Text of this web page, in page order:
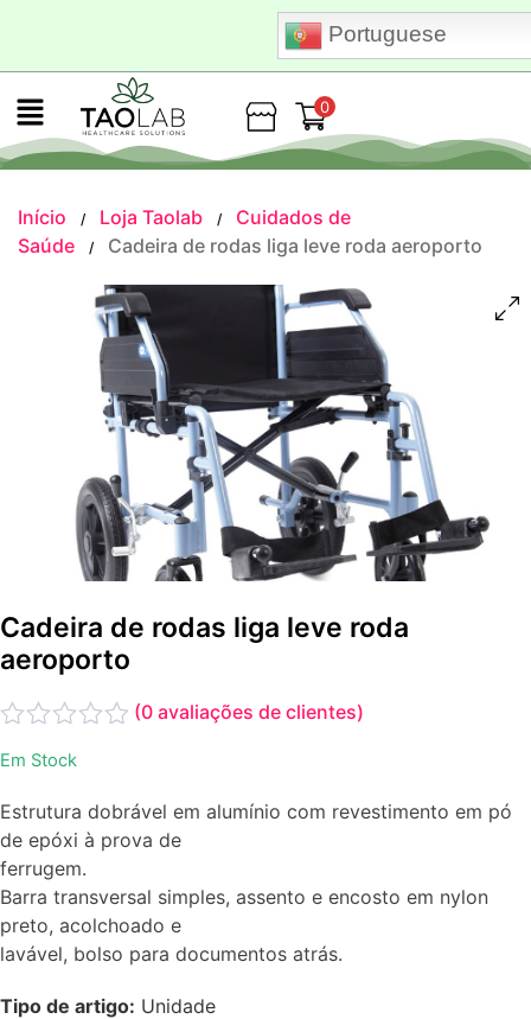
Portuguese
Loja
0
Início / Loja Taolab /
Cuidados de
Saúde
/ Cadeira de rodas liga leve roda aeroporto
Cadeira de rodas liga leve roda
aeroporto
0
5
(0 avaliações de clientes)
Em Stock
Estrutura dobrável em alumínio com revestimento em pó
de epóxi à prova de
ferrugem.
Barra transversal simples, assento e encosto em nylon
preto, acolchoado e
lavável, bolso para documentos atrás.
Tipo de artigo: Unidade